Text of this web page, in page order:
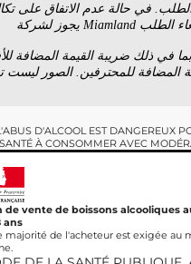
في حالة عدم الاتفاق على
في ذلك ضريبة القيمة المضافة
D'ALCOOL EST DANGEREUX
SANTÉ À CONSOMMER AVEC
vente de boissons alcooliques
ans
majorité de l'acheteur est exigée au